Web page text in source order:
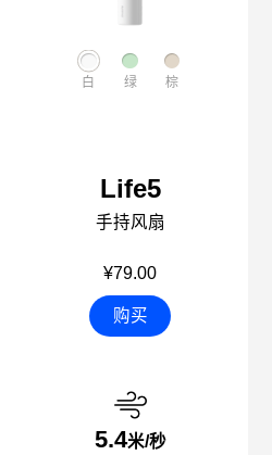
白 绿 棕
Life5
手持风扇
¥79.00
购买
5.4米/秒